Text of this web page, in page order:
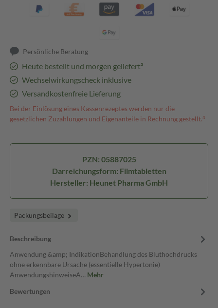
Persönliche Beratung
Heute bestellt und morgen geliefert³
Wechselwirkungscheck inklusive
Versandkostenfreie Lieferung
Bei der Einlösung eines Kassenrezeptes werden nur die
gesetzlichen Zuzahlungen und Eigenanteile in Rechnung gestellt.⁴
PZN: 05887025
Darreichungsform: Filmtabletten
Hersteller: Heunet Pharma GmbH
Packungsbeilage
Beschreibung
Anwendung &amp; IndikationBehandlung des Bluthochdrucks
ohne erkennbare Ursache (essentielle Hypertonie)
AnwendungshinweiseA… Mehr
Bewertungen